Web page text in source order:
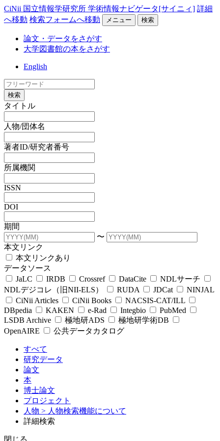
CiNii 国立情報学研究所 学術情報ナビゲータ[サイニィ] 詳細
へ移動 検索フォームへ移動 メニュー 検索
論文・データをさがす
大学図書館の本をさがす
English
検索
タイトル
人物/団体名
著者ID/研究者番号
所属機関
ISSN
DOI
期間
〜
本文リンク
本文リンクあり
データソース
JaLC
IRDB Crossref DataCite
NDLサーチ
NDLデジコレ（旧NII-ELS）
RUDA JDCat
NINJAL
CiNii Articles
CiNii Books
NACSIS-CAT/ILL
DBpedia
KAKEN e-Rad Integbio
PubMed
LSDB Archive
極地研ADS
極地研学術DB
OpenAIRE
公共データカタログ
すべて
研究データ
論文
本
博士論文
プロジェクト
人物 > 人物検索機能について
詳細検索
閉じる